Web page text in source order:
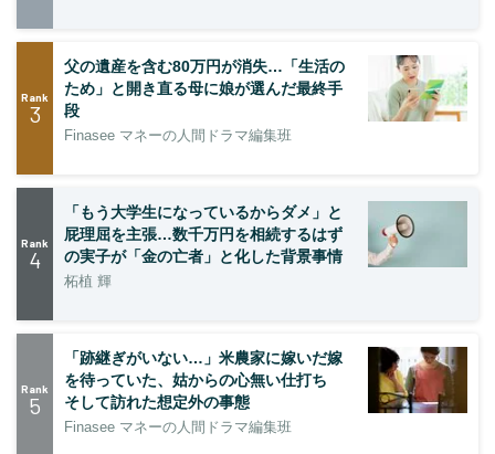
Rank
3
父の遺産を含む80万円が消失…「生活の
ため」と開き直る母に娘が選んだ最終手
段
Finasee マネーの人間ドラマ編集班
Rank
4
「もう大学生になっているからダメ」と
屁理屈を主張…数千万円を相続するはず
の実子が「金の亡者」と化した背景事情
柘植 輝
Rank
5
「跡継ぎがいない…」米農家に嫁いだ嫁
を待っていた、姑からの心無い仕打ち
そして訪れた想定外の事態
Finasee マネーの人間ドラマ編集班